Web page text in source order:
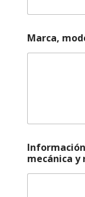
n
c
Marca,
mecánica